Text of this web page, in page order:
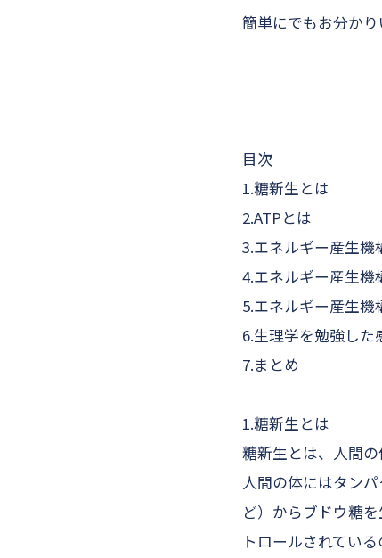
簡単にでもお分か
目次
1.糖新生とは
2.ATPとは
3.エネルギー産生
4.エネルギー産生機
5.エネルギー産生機
6.生理学を勉強した
7.まとめ
1.糖新生とは
糖新生とは、人間
人間の体にはタン
ど）からブドウ糖
トロールされている